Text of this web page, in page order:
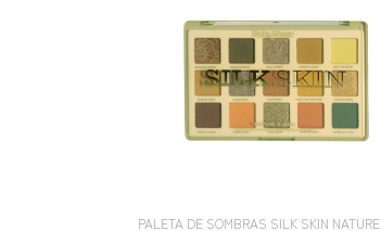
PALETA DE SOMBRAS SILK SKIN NATURE